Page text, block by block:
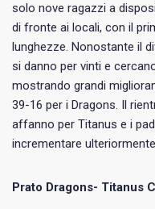
solo nove ragazzi a
di fronte ai locali, con il
lunghezze. Nonostante il
si danno per vinti e
mostrando grandi
39-16 per i Dragons. Il
affanno per Titanus e i
incrementare
Prato Dragons- Titanus